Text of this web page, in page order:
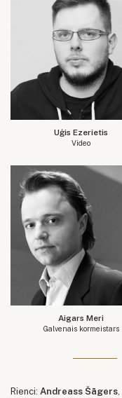
Uģis Ezerietis
Video
Aigars Meri
Galvenais kormeistars
Rienci: Andreass Šāgers,